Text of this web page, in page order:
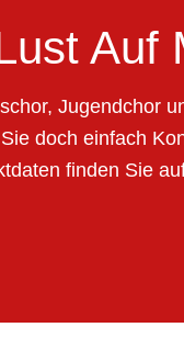
Auf
Jugendchor
doch einfach
finden Sie